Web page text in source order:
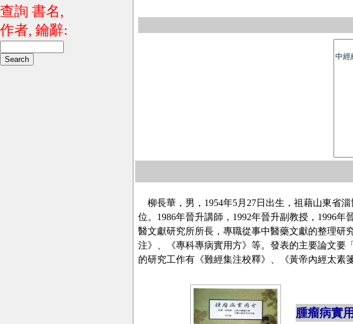
查詢 書名,
作者, 鑰辭:
柳長華，男，1954年5月27日出生，祖藉山東省
位。1986年晉升講師，1992年晉升副教授，1996
醫文獻研究所所長，專職從事中醫藥文獻的整理研
注》、《專科專病實用方》等。發表的主要論文要
的研究工作有《難經集注校釋》、《黃帝內經太素
腫瘤病實